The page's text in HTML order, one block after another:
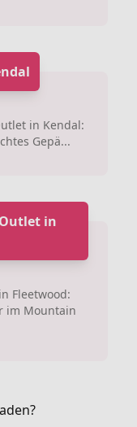
in Kendal:
Gepä...
in
Fleetwood:
im Mountain